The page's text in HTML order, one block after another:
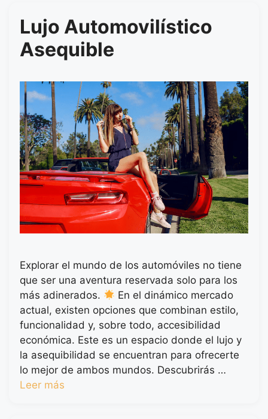
Lujo Automovilístico
Asequible
Explorar el mundo de los automóviles no tiene
que ser una aventura reservada solo para los
más adinerados.
En el dinámico mercado
actual, existen opciones que combinan estilo,
funcionalidad y, sobre todo, accesibilidad
económica. Este es un espacio donde el lujo y
la asequibilidad se encuentran para ofrecerte
lo mejor de ambos mundos. Descubrirás …
Leer más